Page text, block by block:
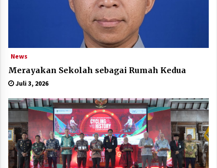
News
Merayakan Sekolah sebagai Rumah Kedua
Juli 3, 2026